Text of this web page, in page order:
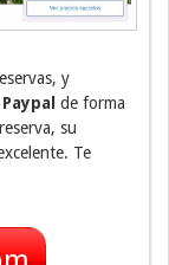
y
de forma
su
Te